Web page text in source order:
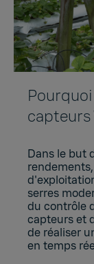
capteurs
Dans le but
serres
du contrôle
capteurs et
de réaliser
en temps